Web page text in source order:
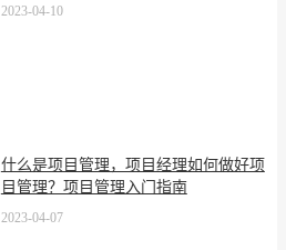
2023-04-10
什么是项目管理，项目经理如何做好项
目管理？项目管理入门指南
2023-04-07